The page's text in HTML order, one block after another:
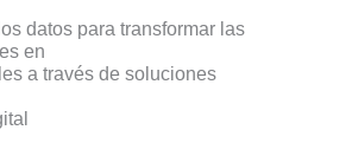
datos para transformar las
en
a través de soluciones